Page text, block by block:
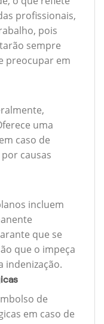
profissionais,
pois
sempre
preocupar em
uma
caso de
causas
incluem
que se
que o impeça
indenização.
de
em caso de